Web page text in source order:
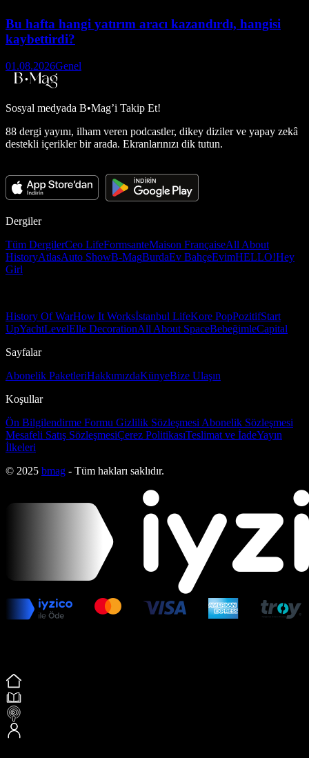
Bu hafta hangi yatırım aracı kazandırdı, hangisi
kaybettirdi?
01.08.2026Genel
Sosyal medyada B•Mag’i Takip Et!
88 dergi yayını, ilham veren podcastler, dikey diziler ve yapay zekâ
destekli içerikler bir arada. Ekranlarınızı dik tutun.
Dergiler
Tüm DergilerCeo LifeFormsanteMaison FrançaiseAll About
HistoryAtlasAuto ShowB-MagBurdaEv BahçeEvimHELLO!Hey
Girl
History Of WarHow It Worksİstanbul LifeKore PopPozitifStart
UpYachtLevelElle DecorationAll About SpaceBebeğimleCapital
Sayfalar
Abonelik PaketleriHakkımızdaKünyeBize Ulaşın
Koşullar
Ön Bilgilendirme Formu Gizlilik Sözleşmesi Abonelik Sözleşmesi
Mesafeli Satış SözleşmesiÇerez PolitikasıTeslimat ve İadeYayın
İlkeleri
© 2025 bmag - Tüm hakları saklıdır.